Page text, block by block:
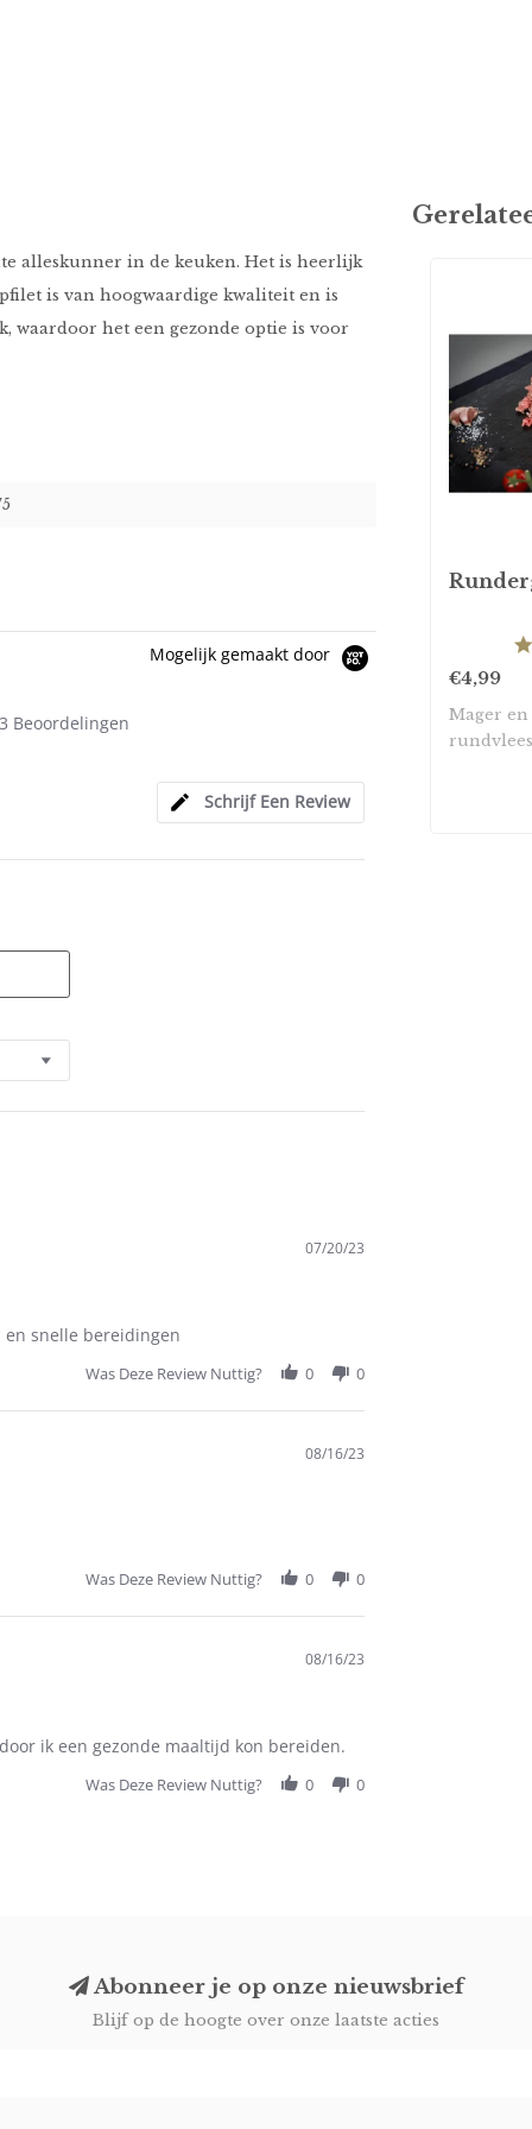
alleskunner in de keuken. Het is heerlijk
is van hoogwaardige kwaliteit en is
waardoor het een gezonde optie is voor
Mogelijk gemaakt door
Beoordelingen
Schrijf Een Review
07/20/23
en snelle bereidingen
Was Deze Review Nuttig? 0 0
08/16/23
Was Deze Review Nuttig? 0 0
08/16/23
ik een gezonde maaltijd kon bereiden.
Was Deze Review Nuttig? 0 0
€4,99
Mager
Abonneer je op onze nieuwsbrief
Blijf op de hoogte over onze laatste acties